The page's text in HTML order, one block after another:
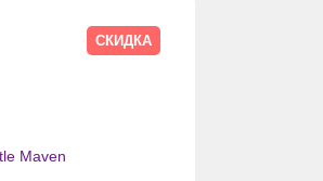
СКИДКА
Maven